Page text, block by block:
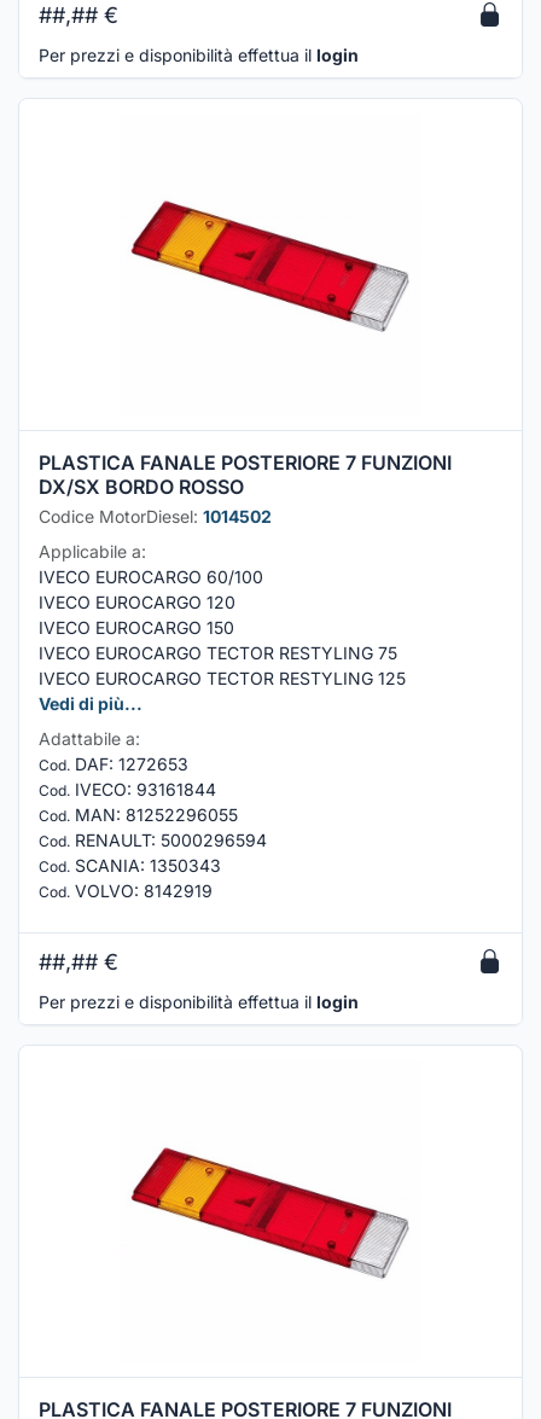
##,## €
Per prezzi e disponibilità effettua il login
PLASTICA FANALE POSTERIORE 7 FUNZIONI
DX/SX BORDO ROSSO
Codice MotorDiesel: 1014502
Applicabile a:
IVECO EUROCARGO 60/100
IVECO EUROCARGO 120
IVECO EUROCARGO 150
IVECO EUROCARGO TECTOR RESTYLING 75
IVECO EUROCARGO TECTOR RESTYLING 125
Vedi di più...
Adattabile a:
Cod. DAF: 1272653
Cod. IVECO: 93161844
Cod. MAN: 81252296055
Cod. RENAULT: 5000296594
Cod. SCANIA: 1350343
Cod. VOLVO: 8142919
##,## €
Per prezzi e disponibilità effettua il login
PLASTICA FANALE POSTERIORE 7 FUNZIONI